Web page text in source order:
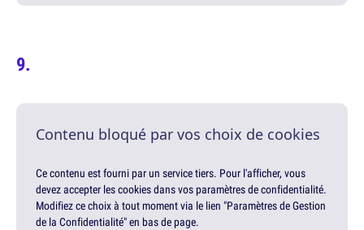
Contenu bloqué par vos choix de cookies
Ce contenu est fourni par un service tiers. Pour l'afficher, vous
devez accepter les cookies dans vos paramètres de confidentialité.
Modifiez ce choix à tout moment via le lien "Paramètres de Gestion
de la Confidentialité" en bas de page.